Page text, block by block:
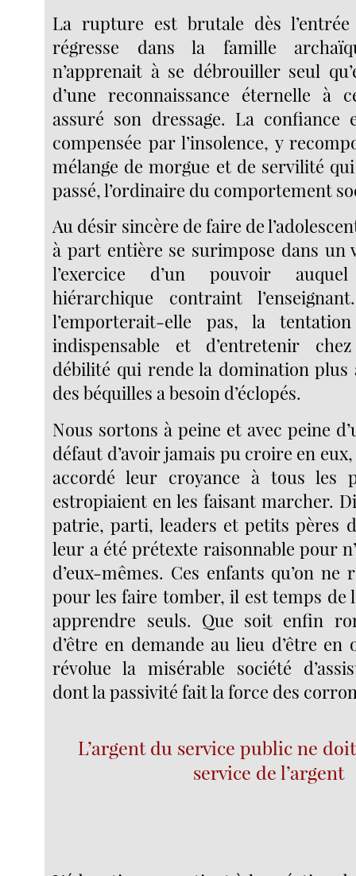
La rupture est brutale dès
régresse dans la famille
n’apprenait à se débrouiller seul
d’une reconnaissance éternelle à
assuré son dressage. La confiance
compensée par l’insolence, y
mélange de morgue et de servilité
passé, l’ordinaire du comportement
Au désir sincère de faire de
à part entière se surimpose dans un
l’exercice d’un pouvoir
hiérarchique contraint
l’emporterait-elle pas, la
indispensable et d’entretenir
débilité qui rende la domination plus
des béquilles a besoin d’éclopés.
Nous sortons à peine et avec peine
défaut d’avoir jamais pu croire en
accordé leur croyance à tous les
estropiaient en les faisant marcher.
patrie, parti, leaders et petits pères
leur a été prétexte raisonnable pour
d’eux-mêmes. Ces enfants qu’on ne
pour les faire tomber, il est temps de
apprendre seuls. Que soit enfin
d’être en demande au lieu d’être
révolue la misérable société
dont la passivité fait la force des
L’argent du service public ne
service de l’argent